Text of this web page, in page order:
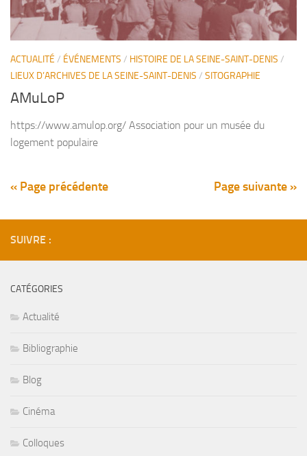
ACTUALITÉ / ÉVÉNEMENTS / HISTOIRE DE LA SEINE-SAINT-DENIS /
LIEUX D’ARCHIVES DE LA SEINE-SAINT-DENIS / SITOGRAPHIE
AMuLoP
https://www.amulop.org/ Association pour un musée du
logement populaire
« Page précédente Page suivante »
SUIVRE :
CATÉGORIES
Actualité
Bibliographie
Blog
Cinéma
Colloques